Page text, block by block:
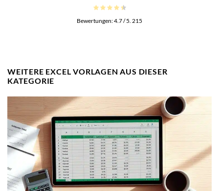
Bewertungen:4.7/ 5. 215
WEITERE EXCEL VORLAGEN AUS DIESER
KATEGORIE